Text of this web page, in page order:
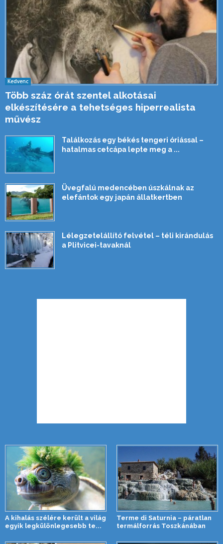
Kedvenc
Több száz órát szentel alkotásai
elkészítésére a tehetséges hiperrealista
művész
Találkozás egy békés tengeri óriással –
hatalmas cetcápa lepte meg a ...
Üvegfalú medencében úszkálnak az
elefántok egy japán állatkertben
Lélegzetelállító felvétel – téli kirándulás
a Plitvicei-tavaknál
A kihalás szélére került a világ
egyik legkülönlegesebb te...
Terme di Saturnia – páratlan
termálforrás Toszkánában